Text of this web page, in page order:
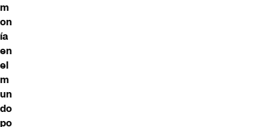
m
on
ía
en
el
m
un
do
po